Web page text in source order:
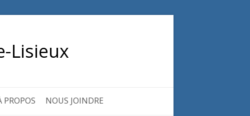
Lisieux
PROPOS NOUS JOINDRE